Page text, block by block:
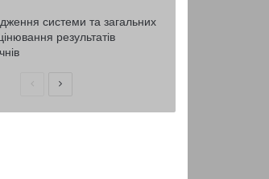
системи та загальних
результатів
ПопередняНаступна